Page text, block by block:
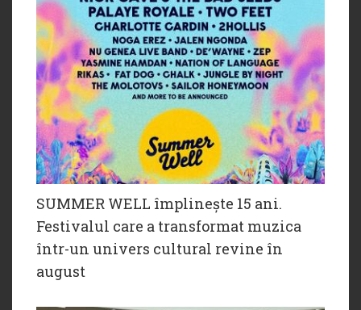
SUMMER WELL împlinește 15 ani.
Festivalul care a transformat muzica
într-un univers cultural revine în
august